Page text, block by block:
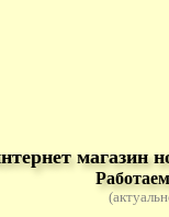
магазин